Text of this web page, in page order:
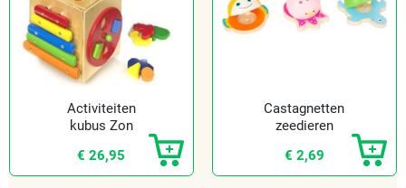
Activiteiten
kubus Zon
€ 26,95
Castagnetten
zeedieren
€ 2,69